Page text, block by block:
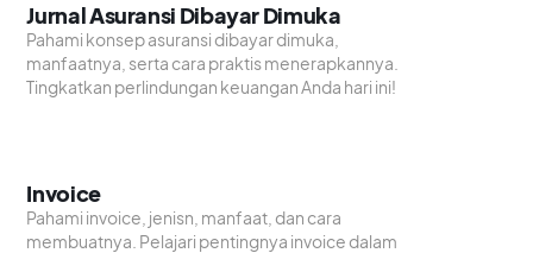
Jurnal Asuransi Dibayar Dimuka
Pahami konsep asuransi dibayar dimuka,
manfaatnya, serta cara praktis menerapkannya.
Tingkatkan perlindungan keuangan Anda hari ini!
Invoice
Pahami invoice, jenisn, manfaat, dan cara
membuatnya. Pelajari pentingnya invoice dalam